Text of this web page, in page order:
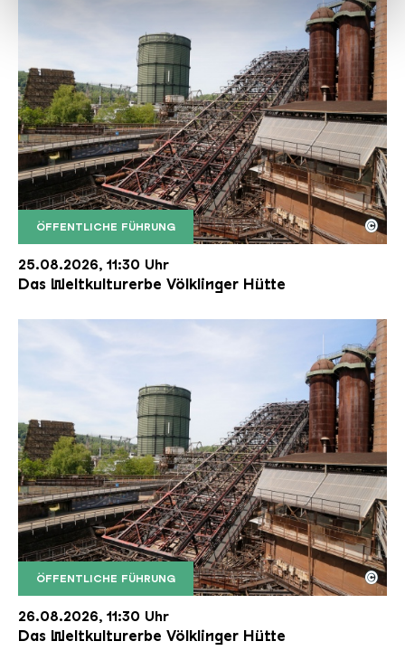
ÖFFENTLICHE FÜHRUNG
Der Erzschrägaufzug der Völklinger Hütte mit
Copyright: Weltkulturerbe Völklinger Hütte | Karl
©
25.08.2026, 11:30 Uhr
Das Weltkulturerbe Völklinger Hütte
ÖFFENTLICHE FÜHRUNG
Der Erzschrägaufzug der Völklinger Hütte mit
Copyright: Weltkulturerbe Völklinger Hütte | Karl
©
26.08.2026, 11:30 Uhr
Das Weltkulturerbe Völklinger Hütte